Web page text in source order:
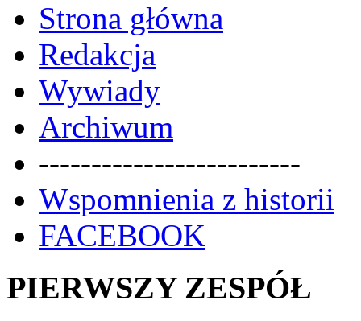
Strona główna
Redakcja
Wywiady
Archiwum
-------------------------
Wspomnienia z historii
FACEBOOK
PIERWSZY ZESPÓŁ